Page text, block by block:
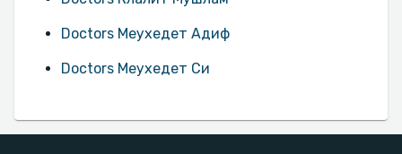
Doctors Меухедет Адиф
Doctors Меухедет Си